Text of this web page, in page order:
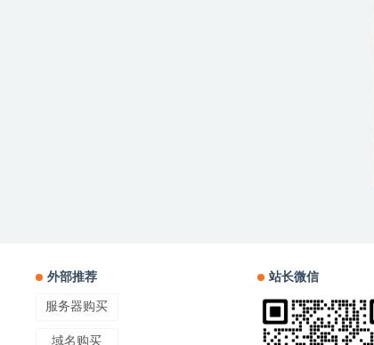
外部推荐
服务器购买
域名购买
站长微信